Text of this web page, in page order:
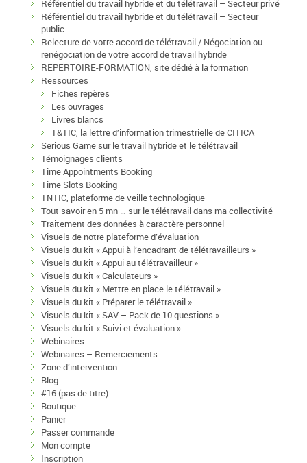
Référentiel du travail hybride et du télétravail – Secteur privé
Référentiel du travail hybride et du télétravail – Secteur
public
Relecture de votre accord de télétravail / Négociation ou
renégociation de votre accord de travail hybride
REPERTOIRE-FORMATION, site dédié à la formation
Ressources
Fiches repères
Les ouvrages
Livres blancs
T&TIC, la lettre d’information trimestrielle de CITICA
Serious Game sur le travail hybride et le télétravail
Témoignages clients
Time Appointments Booking
Time Slots Booking
TNTIC, plateforme de veille technologique
Tout savoir en 5 mn … sur le télétravail dans ma collectivité
Traitement des données à caractère personnel
Visuels de notre plateforme d’évaluation
Visuels du kit « Appui à l’encadrant de télétravailleurs »
Visuels du kit « Appui au télétravailleur »
Visuels du kit « Calculateurs »
Visuels du kit « Mettre en place le télétravail »
Visuels du kit « Préparer le télétravail »
Visuels du kit « SAV – Pack de 10 questions »
Visuels du kit « Suivi et évaluation »
Webinaires
Webinaires – Remerciements
Zone d’intervention
Blog
#16 (pas de titre)
Boutique
Panier
Passer commande
Mon compte
Inscription